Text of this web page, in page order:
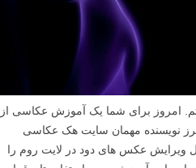
امروز برای شما یک آموزش عکاسی از
نویسنده مهمان سایت هک عکاسی
ویرایش عکس های دود در لایت روم را